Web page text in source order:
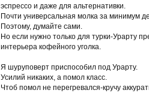
эспрессо и даже для альтернативки.
Почти универсальная молка за минимум
Поэтому, думайте сами.
Но если нужно только для турки-Урарту
интерьера кофейного уголка.
Я шуруповерт приспособил под Урарту.
Усилий никаких, а помол класс.
Чтоб помол не перегревался-кручу